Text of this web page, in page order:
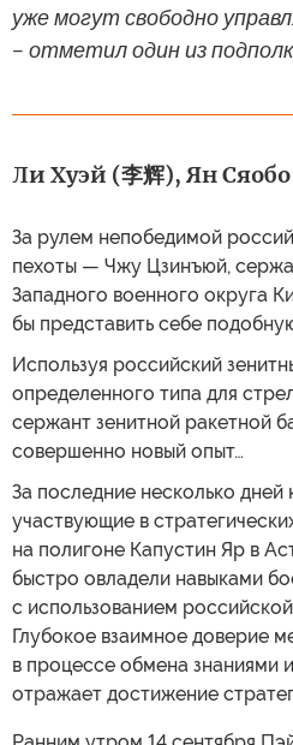
уже могут свободно
– отметил один из
Ли Хуэй (李辉), Ян Сяобо
За рулем непобедимой
пехоты — Чжу Цзинъюй,
Западного военного округа
бы представить себе
Используя российский
определенного типа для
сержант зенитной ракетной
совершенно новый опыт…
За последние несколько дней
участвующие в
на полигоне Капустин Яр в
быстро овладели навыками
с использованием
Глубокое взаимное доверие
в процессе обмена знаниями
отражает достижение